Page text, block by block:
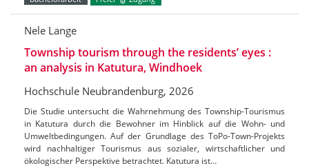
Nele Lange
Township tourism through the residents’ eyes :
an analysis in Katutura, Windhoek
Hochschule Neubrandenburg, 2026
Die Studie untersucht die Wahrnehmung des Township-Tourismus
in Katutura durch die Bewohner im Hinblick auf die Wohn- und
Umweltbedingungen. Auf der Grundlage des ToPo-Town-Projekts
wird nachhaltiger Tourismus aus sozialer, wirtschaftlicher und
ökologischer Perspektive betrachtet. Katutura ist…